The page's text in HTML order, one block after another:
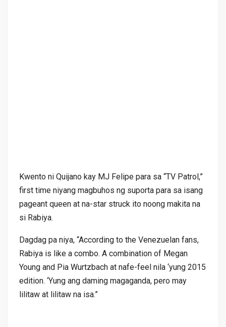
Kwento ni Quijano kay MJ Felipe para sa “TV Patrol,”
first time niyang magbuhos ng suporta para sa isang
pageant queen at na-star struck ito noong makita na
si Rabiya.
Dagdag pa niya, “According to the Venezuelan fans,
Rabiya is like a combo. A combination of Megan
Young and Pia Wurtzbach at nafe-feel nila ‘yung 2015
edition. ‘Yung ang daming magaganda, pero may
lilitaw at lilitaw na isa.”